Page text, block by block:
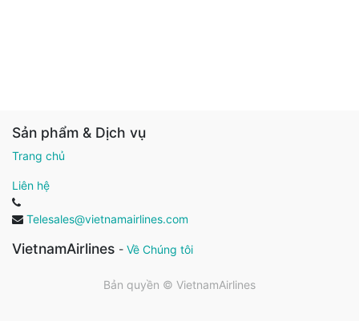
Sản phẩm & Dịch vụ
Trang chủ
Liên hệ
Telesales@vietnamairlines.com
VietnamAirlines - Về Chúng tôi
Bản quyền © VietnamAirlines